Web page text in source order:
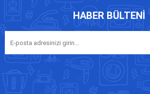
HABER BÜLTENI